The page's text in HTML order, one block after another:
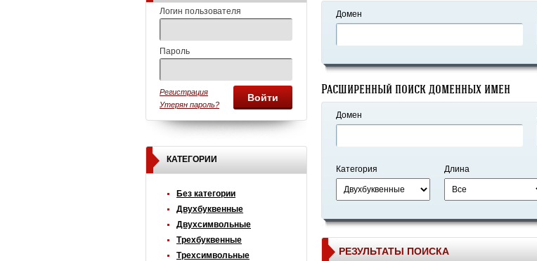
Логин пользователя
Пароль
Войти
Регистрация
Утерян пароль?
КАТЕГОРИИ
Без категории
Двухбуквенные
Двухсимвольные
Трехбуквенные
Трехсимвольные
Домен
Расширенный поиск доменных имен
Домен
Категория Длина
РЕЗУЛЬТАТЫ ПОИСКА